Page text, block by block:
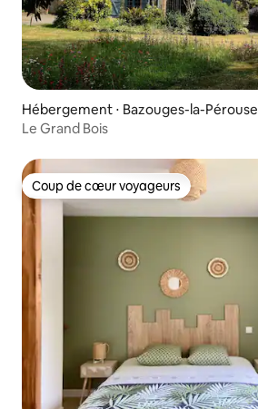
Hébergement ⋅ Bazouges-la-Pérouse
Le Grand Bois
Coup de cœur voyageurs
Coup de cœur voyageurs